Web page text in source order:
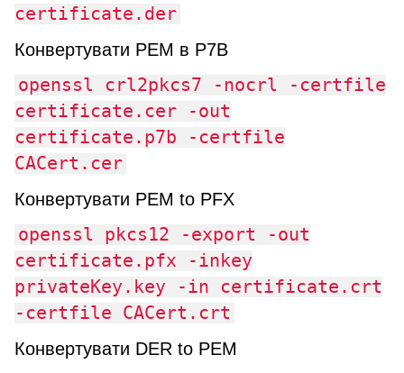
certificate.der
Конвертувати PEM в P7B
openssl crl2pkcs7 -nocrl -certfile
certificate.cer -out
certificate.p7b -certfile
CACert.cer
Конвертувати PEM to PFX
openssl pkcs12 -export -out
certificate.pfx -inkey
privateKey.key -in certificate.crt
-certfile CACert.crt
Конвертувати DER to PEM